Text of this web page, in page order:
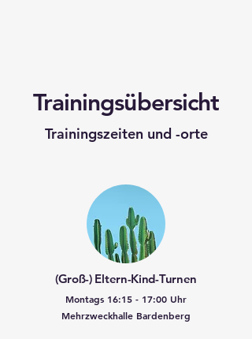
Trainingsübersicht
Trainingszeiten und -orte
(Groß-) Eltern-Kind-Turnen
Montags 16:15 - 17:00 Uhr
Mehrzweckhalle Bardenberg